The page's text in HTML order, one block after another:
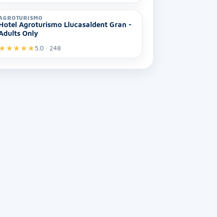
Agroturismo Llucasaldent Gran -
Only
★★★★5.0 · 248